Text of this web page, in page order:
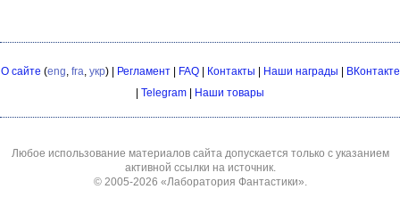
О сайте (eng, fra, укр) | Регламент| FAQ| Контакты Наши награды
ВКонтакте
Telegram Наши товары
Любое использование материалов сайта допускается только с указанием
активной ссылки на источник.
© 2005-2026 «Лаборатория Фантастики».